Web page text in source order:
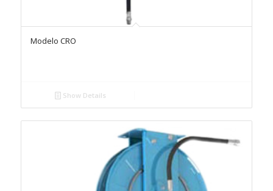
Modelo CRO
Show Details